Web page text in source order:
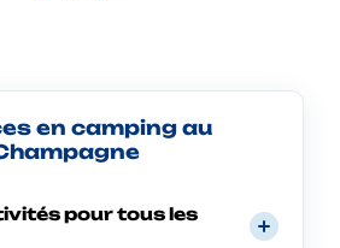
en camping au
pour tous les